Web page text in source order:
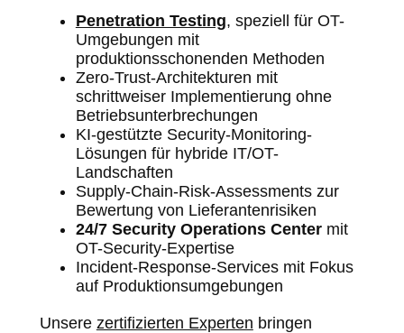
Penetration Testing, speziell für OT-
Umgebungen mit
produktionsschonenden Methoden
Zero-Trust-Architekturen mit
schrittweiser Implementierung ohne
Betriebsunterbrechungen
KI-gestützte Security-Monitoring-
Lösungen für hybride IT/OT-
Landschaften
Supply-Chain-Risk-Assessments zur
Bewertung von Lieferantenrisiken
24/7 Security Operations Centermit
OT-Security-Expertise
Incident-Response-Services mit Fokus
auf Produktionsumgebungen
Unsere zertifizierten Experten bringen